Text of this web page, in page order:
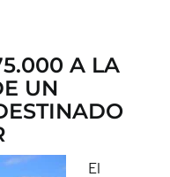
A LA
UN
El